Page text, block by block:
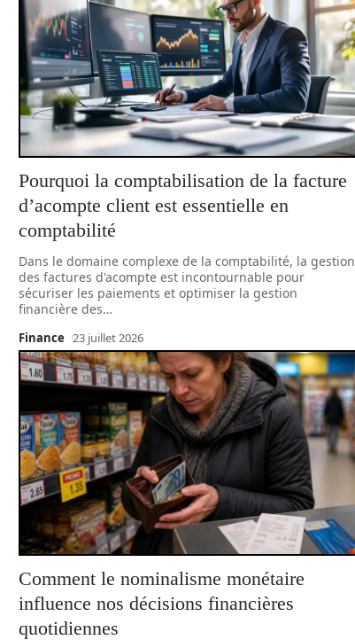
Pourquoi la comptabilisation de la facture
d’acompte client est essentielle en
comptabilité
Dans le domaine complexe de la comptabilité, la gestion
des factures d'acompte est incontournable pour
sécuriser les paiements et optimiser la gestion
financière des…
Finance 23 juillet 2026
Comment le nominalisme monétaire
influence nos décisions financières
quotidiennes